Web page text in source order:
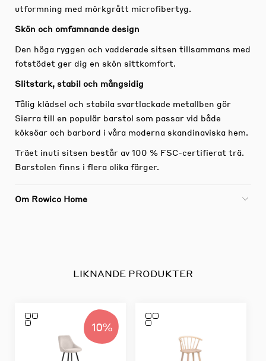
utformning med mörkgrått microfibertyg.
Skön och omfamnande design
Den höga ryggen och vadderade sitsen tillsammans med
fotstödet ger dig en skön sittkomfort.
Slitstark, stabil och mångsidig
Tålig klädsel och stabila svartlackade metallben gör
Sierra till en populär barstol som passar vid både
köksöar och barbord i våra moderna skandinaviska hem.
Träet inuti sitsen består av 100 % FSC-certifierat trä.
Barstolen finns i flera olika färger.
Om Rowico Home
LIKNANDE PRODUKTER
10%